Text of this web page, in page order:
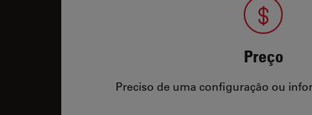
Preço
Preciso de uma configuração ou